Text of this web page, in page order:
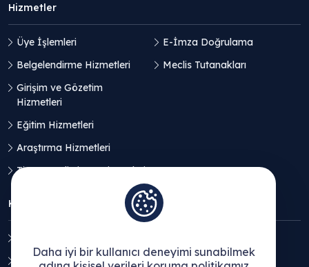
Hizmetler
Üye İşlemleri
Belgelendirme Hizmetleri
Girişim ve Gözetim
Hizmetleri
Eğitim Hizmetleri
Araştırma Hizmetleri
Ticaret Geliştirme Hizmetleri
E-İmza Doğrulama
Meclis Tutanakları
KVKK
Açık Rıza Beyanı
Daha iyi bir kullanıcı deneyimi sunabilmek